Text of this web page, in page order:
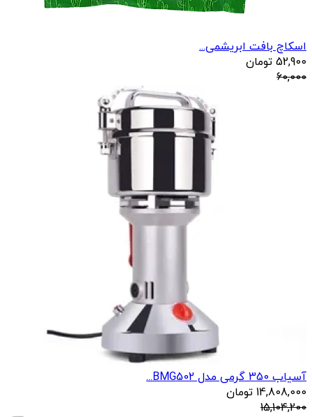
اسکاچ بافت ابریشمی...
52,900 تومان
60,000
آسیاب 350 گرمی مدل BMG502...
14,808,000 تومان
15,104,200